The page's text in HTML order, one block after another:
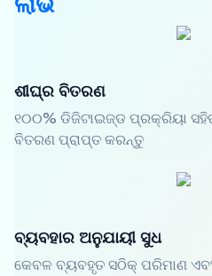
ଶୀଘ୍ର ବିତରଣ
୧୦୦% ଡିଜିଟାଇଜ୍ଡ ପ୍ରକ୍ରିୟା
ବିତରଣ ପ୍ରାପ୍ତ କରନ୍ତୁ
ବ୍ୟବହାର ଅନୁଯାୟୀ ସୁଧ
କେବଳ ବ୍ୟବହୃତ ସଠିକ୍ ପରିମାଣ